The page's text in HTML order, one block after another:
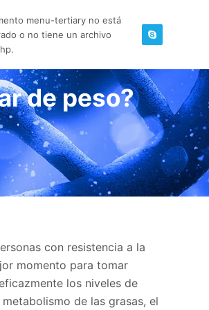
menu-tertiary no está
o no tiene un archivo
de peso?
con resistencia a la
momento para tomar
los niveles de
de las grasas, el